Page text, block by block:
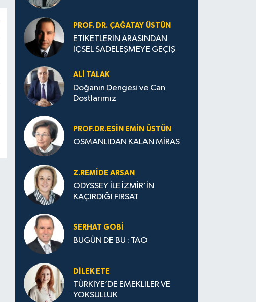
PROF. DR. ÇAĞATAY ÜSTÜN
ETİKETLERİN ARASINDAN
İÇSEL SADELEŞMEYE GEÇİŞ
ALI TALAK
Doğanın Dengesi ve Can
Dostlarımız
PROF.DR.ESIN EMIN ÜSTÜN
OSMANLIDAN KALAN MİRAS
Z.REMIDE ARSAN
ODYSSEY İLE İZMİR’İN
KAÇIRDIĞI FIRSAT
SERHAT GOBİ
BUGÜN DE BU : TAO
DILEK ETE
TÜRKİYE’DE EMEKLİLER VE
YOKSULLUK